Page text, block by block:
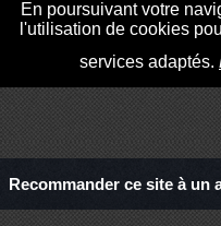
En poursuivant votre
l'utilisation de cookies
services adaptés.
Recommander ce site à un